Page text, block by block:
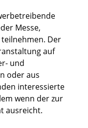
Messe,
Der
auf
und
oder aus
interessierte
wenn der zur
ausreicht.